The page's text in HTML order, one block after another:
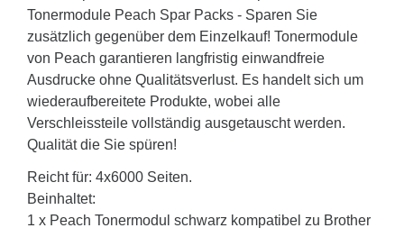
Tonermodule Peach Spar Packs - Sparen Sie
zusätzlich gegenüber dem Einzelkauf! Tonermodule
von Peach garantieren langfristig einwandfreie
Ausdrucke ohne Qualitätsverlust. Es handelt sich um
wiederaufbereitete Produkte, wobei alle
Verschleissteile vollständig ausgetauscht werden.
Qualität die Sie spüren!
Reicht für: 4x6000 Seiten.
Beinhaltet:
1 x Peach Tonermodul schwarz kompatibel zu Brother